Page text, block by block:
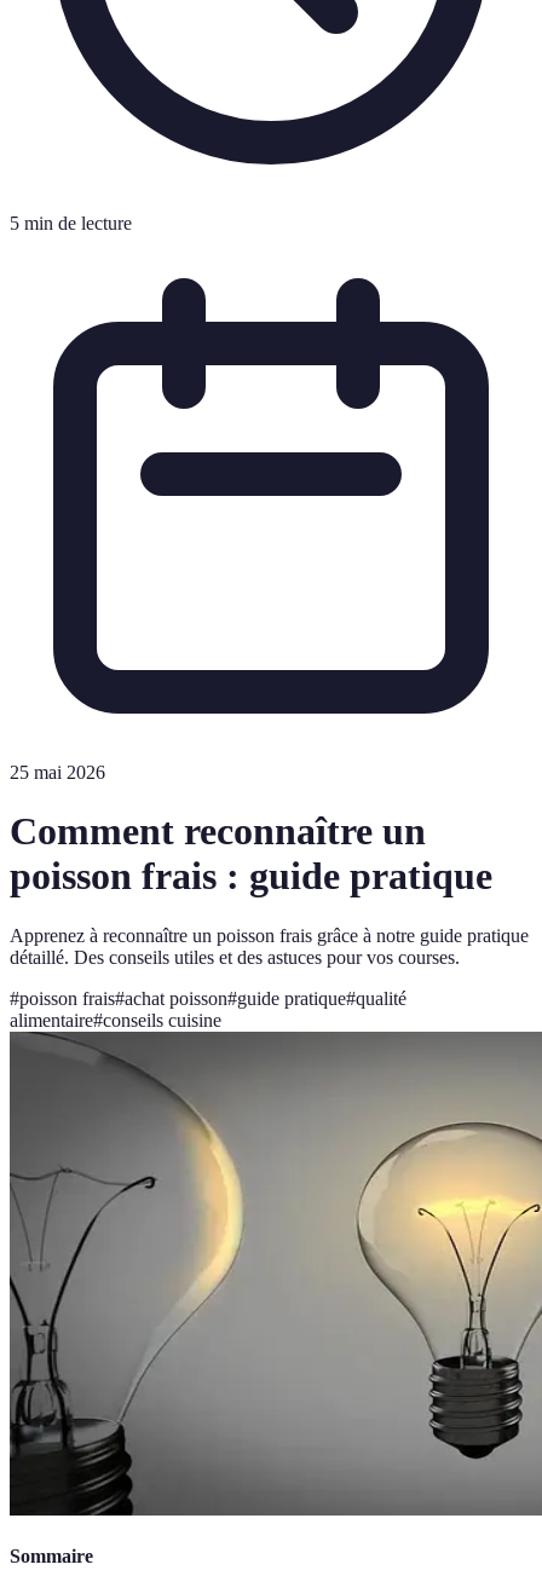
5 min de lecture
25 mai 2026
Comment reconnaître un
poisson frais : guide pratique
Apprenez à reconnaître un poisson frais grâce à notre guide pratique
détaillé. Des conseils utiles et des astuces pour vos courses.
#poisson frais#achat poisson#guide pratique#qualité
alimentaire#conseils cuisine
Sommaire